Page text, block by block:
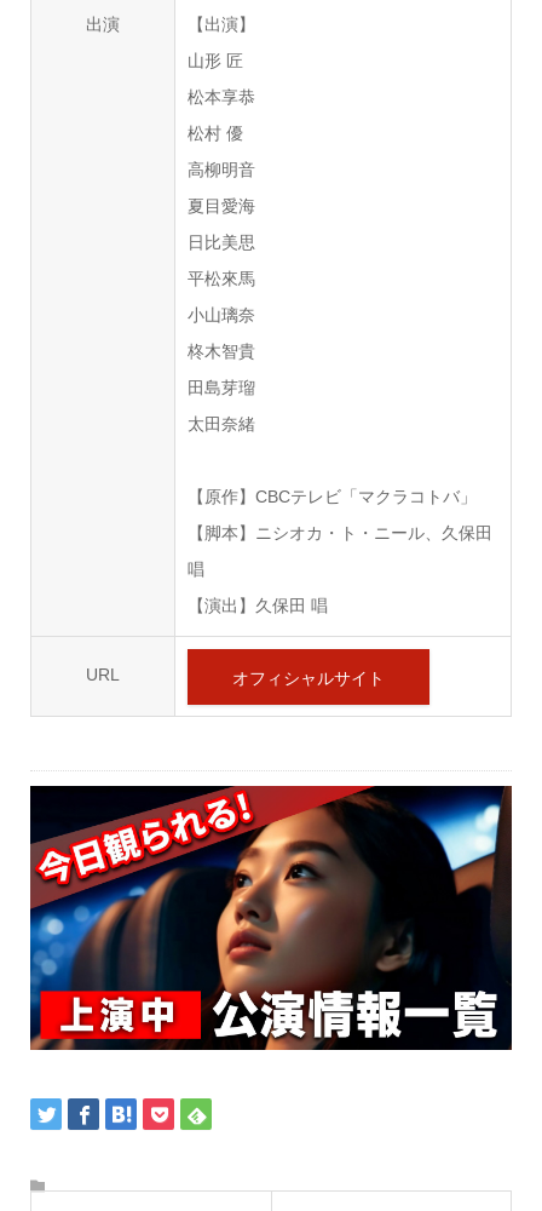
出演
【出演】
山形 匠
松本享恭
松村 優
高柳明音
夏目愛海
日比美思
平松來馬
小山璃奈
柊木智貴
田島芽瑠
太田奈緒
【原作】CBCテレビ「マクラコトバ」
【脚本】ニシオカ・ト・ニール、久保田
唱
【演出】久保田 唱
URL オフィシャルサイト